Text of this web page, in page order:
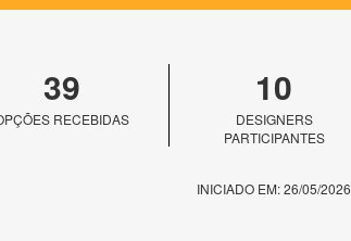
39
RECEBIDAS
10
DESIGNERS
PARTICIPANTES
INICIADO EM: 26/05/2026